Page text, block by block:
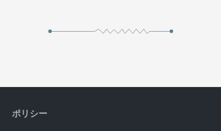
ポリシー